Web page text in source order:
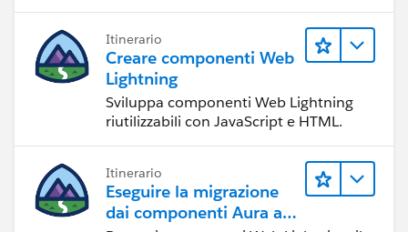
Itinerario
Creare componenti Web
Lightning
Sviluppa componenti Web Lightning
riutilizzabili con JavaScript e HTML.
Itinerario
Eseguire la migrazione
dai componenti Aura ai